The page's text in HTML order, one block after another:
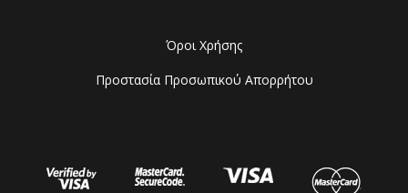
Όροι Χρήσης
Προστασία Προσωπικού Απορρήτου